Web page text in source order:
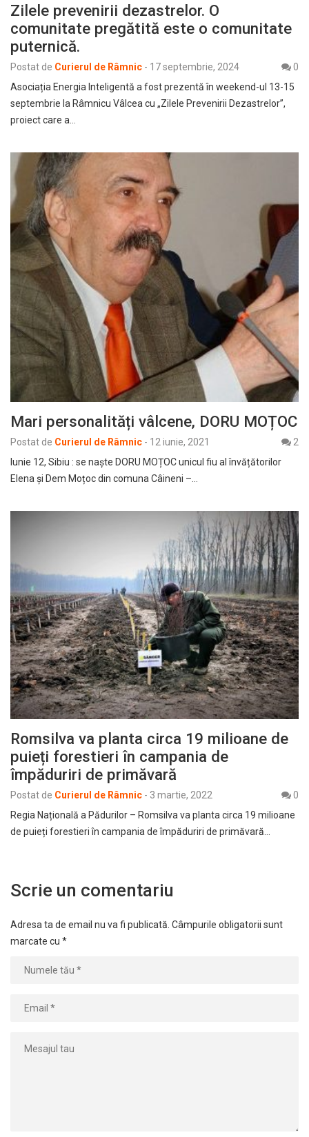
Zilele prevenirii dezastrelor. O
comunitate pregătită este o comunitate
puternică.
Postat de Curierul de Râmnic - 17 septembrie, 2024
0
Asociația Energia Inteligentă a fost prezentă în weekend-ul 13-15
septembrie la Râmnicu Vâlcea cu „Zilele Prevenirii Dezastrelor”,
proiect care a…
Mari personalități vâlcene, DORU MOȚOC
Postat de Curierul de Râmnic - 12 iunie, 2021
2
Iunie 12, Sibiu : se naște DORU MOȚOC unicul fiu al învățătorilor
Elena și Dem Moțoc din comuna Câineni –…
Romsilva va planta circa 19 milioane de
puieți forestieri în campania de
împăduriri de primăvară
Postat de Curierul de Râmnic - 3 martie, 2022
0
Regia Națională a Pădurilor – Romsilva va planta circa 19 milioane
de puieți forestieri în campania de împăduriri de primăvară…
Scrie un comentariu
Adresa ta de email nu va fi publicată. Câmpurile obligatorii sunt
marcate cu *